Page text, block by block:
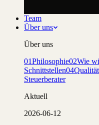
Team
Über uns
Über uns
01Philosophie02Wie
Schnittstellen04Qualität
Steuerberater
Aktuell
2026-06-12